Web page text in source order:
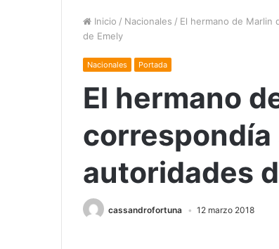
Inicio / Nacionales / El hermano de Marlin
de Emely
Nacionales Portada
El hermano
correspondía
autoridades
cassandrofortuna 12 marzo 2018